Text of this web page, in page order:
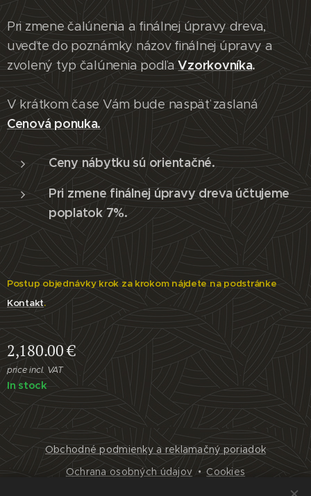
Pri zmene čalúnenia a finálnej úpravy dreva,
uveďte do poznámky názov finálnej úpravy a
zvolený typ čalúnenia podľaVzorkovníka.
V krátkom čase Vám bude naspäť zaslaná
Cenová ponuka.
Ceny nábytku sú orientačné.
Pri zmene finálnej úpravy dreva účtujeme
poplatok 7%.
Postup objednávky krok za krokom nájdete na podstránke
Kontakt.
2,180.00€
price incl. VAT
In stock
Obchodné podmienky a reklamačný poriadok
Ochrana osobných údajov
Cookies